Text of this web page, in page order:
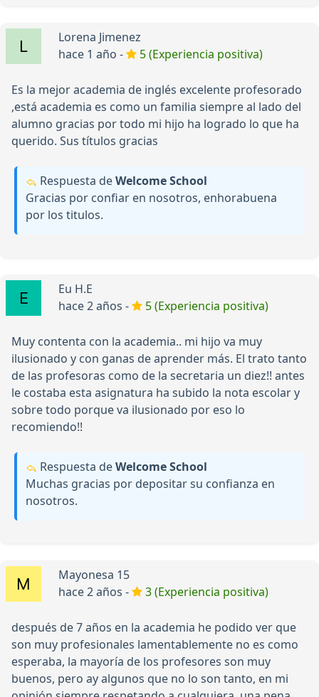
Lorena Jimenez
hace 1 año -
5 (Experiencia positiva)
Es la mejor academia de inglés excelente profesorado
,está academia es como un familia siempre al lado del
alumno gracias por todo mi hijo ha logrado lo que ha
querido. Sus títulos gracias
Respuesta deWelcome School
Gracias por confiar en nosotros, enhorabuena
por los titulos.
Eu H.E
hace 2 años -
5 (Experiencia positiva)
Muy contenta con la academia.. mi hijo va muy
ilusionado y con ganas de aprender más. El trato tanto
de las profesoras como de la secretaria un diez!! antes
le costaba esta asignatura ha subido la nota escolar y
sobre todo porque va ilusionado por eso lo
recomiendo!!
Respuesta deWelcome School
Muchas gracias por depositar su confianza en
nosotros.
Mayonesa 15
hace 2 años -
3 (Experiencia positiva)
después de 7 años en la academia he podido ver que
son muy profesionales lamentablemente no es como
esperaba, la mayoría de los profesores son muy
buenos, pero ay algunos que no lo son tanto, en mi